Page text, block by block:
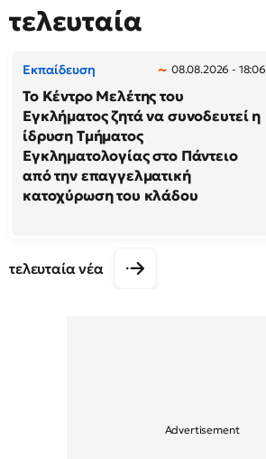
τελευταία
Εκπαίδευση 08.08.2026 - 18:06
Το Κέντρο Μελέτης του
Εγκλήματος ζητά να συνοδευτεί η
ίδρυση Τμήματος
Εγκληματολογίας στο Πάντειο
από την επαγγελματική
κατοχύρωση του κλάδου
τελευταία νέα